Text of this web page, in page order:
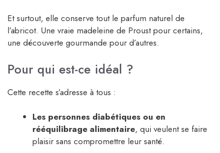
Et surtout, elle conserve tout le parfum naturel de
l’abricot. Une vraie madeleine de Proust pour certains,
une découverte gourmande pour d’autres.
Pour qui est-ce idéal ?
Cette recette s’adresse à tous :
Les personnes diabétiques ou en
rééquilibrage alimentaire, qui veulent se faire
plaisir sans compromettre leur santé.